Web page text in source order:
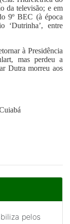
da televisão; e em
9º BEC (à época
‘Dutrinha’, entre
à Presidência
mas perdeu a
Dutra morreu aos
pelos